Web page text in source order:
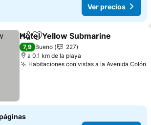
Ver precios
CompartirAgregar a favoritos
Hotel Yellow Submarine
7,9 Bueno
227
a 0.1 km de la playa
Habitaciones con vistas a la Avenida Colón